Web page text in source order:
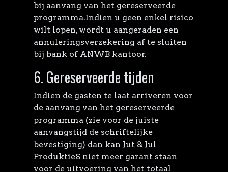
bij aanvang van het gereserveerde
programma.Indien u geen enkel risico
wilt lopen, wordt u aangeraden een
annuleringsverzekering af te sluiten
bij bank of ANWB kantoor.
6. Gereserveerde tijden
Indien de gasten te laat arriveren voor
de aanvang van het gereserveerde
programma (zie voor de juiste
aanvangstijd de schriftelijke
bevestiging) dan kan Jut & Jul
ProduktieS niet meer garant staan
voor de uitvoering van het totaal